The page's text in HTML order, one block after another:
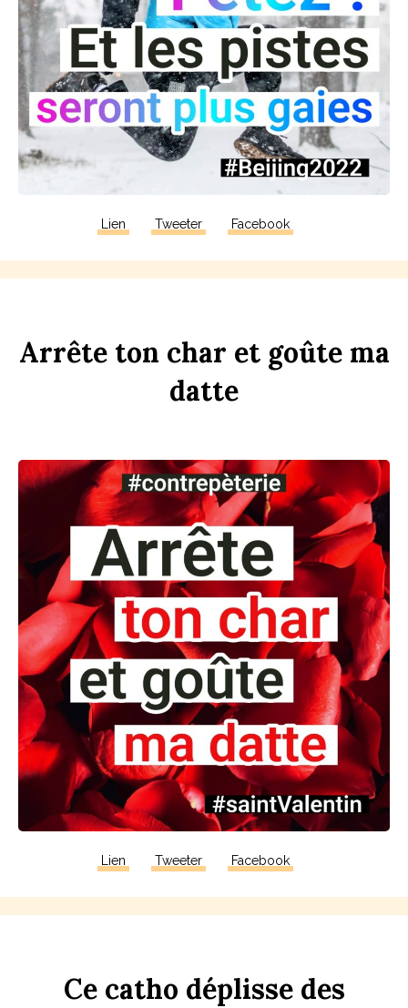
Lien Tweeter Facebook
Arrête ton char et goûte ma
datte
Lien Tweeter Facebook
Ce catho déplisse des